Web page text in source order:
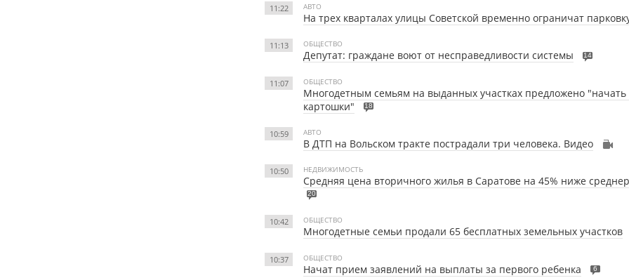
11:22 АВТО
На трех кварталах улицы Советской временно ограничат
11:13 ОБЩЕСТВО
Депутат: граждане воют от несправедливости системы 14
11:07 ОБЩЕСТВО
Многодетным семьям на выданных участках предложено "начать
картошки"
18
10:59 АВТО
В ДТП на Вольском тракте пострадали три человека. Видео
10:50 НЕДВИЖИМОСТЬ
Средняя цена вторичного жилья в Саратове на 45% ниже
20
10:42 ОБЩЕСТВО
Многодетные семьи продали 65 бесплатных земельных участков
10:37 ОБЩЕСТВО
Начат прием заявлений на выплаты за первого ребенка 6